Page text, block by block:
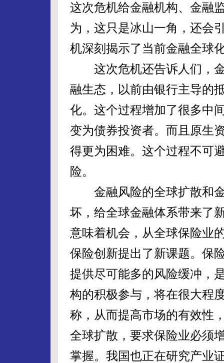
这次危机给金融机构、金融
为，这只是冰山一角，还会
机深刻揭示了当前金融全球
这次危机还告诉人们，金
融生态，以前由银行主导的
化。这个过程增加了很多中
变为债券投资者。而且原生
得更为困难。这个过程不可
险。
金融风险的全球扩散和金
坏，给全球金融体系带来了
意味着机会，从全球保险业
保险创新提出了新课题。保
提供尽可能多的风险缓冲，
构的积极参与，将在很大程
称，从而提高市场的有效性
全球扩散，要求保险业必须
掌握。我国也正在研究产业